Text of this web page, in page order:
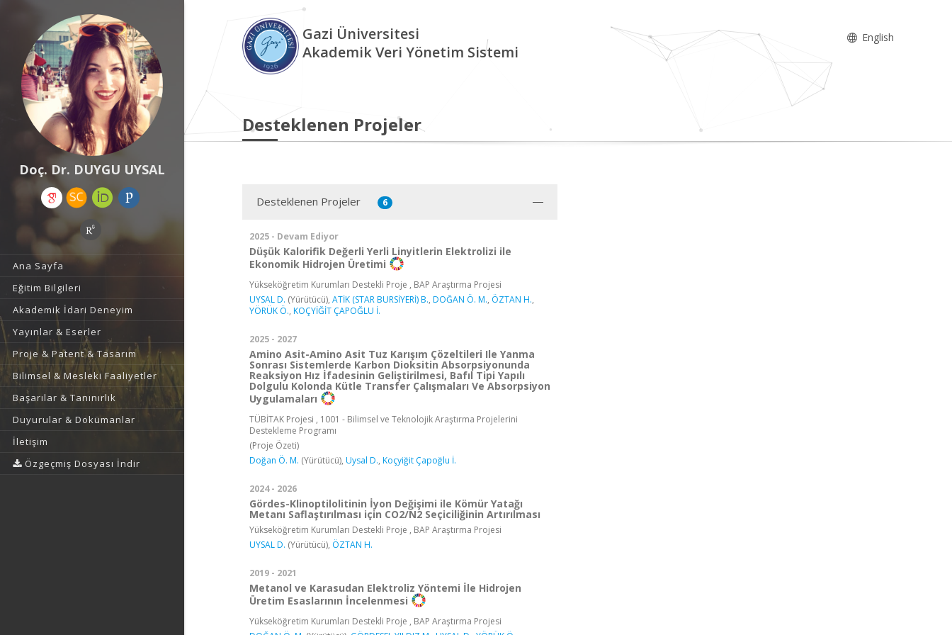
Doç. Dr. DUYGU UYSAL
Ana Sayfa
Eğitim Bilgileri
Akademik İdari Deneyim
Yayınlar & Eserler
Proje & Patent & Tasarım
Bilimsel & Mesleki Faaliyetler
Başarılar & Tanınırlık
Duyurular & Dokümanlar
İletişim
Özgeçmiş Dosyası İndir
Gazi Üniversitesi
Akademik Veri Yönetim Sistemi
English
Desteklenen Projeler
Desteklenen Projeler 6
2025 - Devam Ediyor
Düşük Kalorifik Değerli Yerli Linyitlerin Elektrolizi ile
Ekonomik Hidrojen Üretimi
Yükseköğretim Kurumları Destekli Proje , BAP Araştırma Projesi
UYSAL D. (Yürütücü), ATİK (STAR BURSİYERİ) B., DOĞAN Ö. M., ÖZTAN H.,
YÖRÜK Ö., KOÇYİĞİT ÇAPOĞLU İ.
2025 - 2027
Amino Asit-Amino Asit Tuz Karışım Çözeltileri Ile Yanma
Sonrası Sistemlerde Karbon Dioksitin Absorpsiyonunda
Reaksiyon Hız İfadesinin Geliştirilmesi, Bafıl Tipi Yapılı
Dolgulu Kolonda Kütle Transfer Çalışmaları Ve Absorpsiyon
Uygulamaları
TÜBİTAK Projesi , 1001 - Bilimsel ve Teknolojik Araştırma Projelerini
Destekleme Programı
(Proje Özeti)
Doğan Ö. M. (Yürütücü), Uysal D., Koçyiğit Çapoğlu İ.
2024 - 2026
Gördes-Klinoptilolitinin İyon Değişimi ile Kömür Yatağı
Metanı Saflaştırılması için CO2/N2 Seçiciliğinin Artırılması
Yükseköğretim Kurumları Destekli Proje , BAP Araştırma Projesi
UYSAL D. (Yürütücü), ÖZTAN H.
2019 - 2021
Metanol ve Karasudan Elektroliz Yöntemi İle Hidrojen
Üretim Esaslarının İncelenmesi
Yükseköğretim Kurumları Destekli Proje , BAP Araştırma Projesi